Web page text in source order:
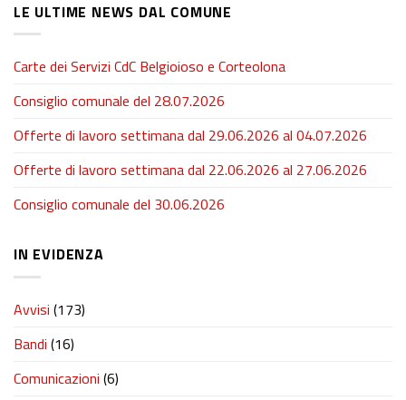
LE ULTIME NEWS DAL COMUNE
Carte dei Servizi CdC Belgioioso e Corteolona
Consiglio comunale del 28.07.2026
Offerte di lavoro settimana dal 29.06.2026 al 04.07.2026
Offerte di lavoro settimana dal 22.06.2026 al 27.06.2026
Consiglio comunale del 30.06.2026
IN EVIDENZA
Avvisi (173)
Bandi (16)
Comunicazioni (6)